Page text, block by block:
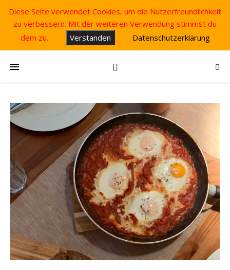
Diese Seite verwendet Cookies, um die Nutzerfreundlichkeit
zu verbessern. Mit der weiteren Verwendung stimmst du
dem zu.
Verstanden Datenschutzerklärung